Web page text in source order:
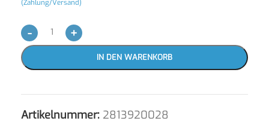
(Zahlung/Versand)
- +
IN DEN WARENKORB
Artikelnummer: 2813920028